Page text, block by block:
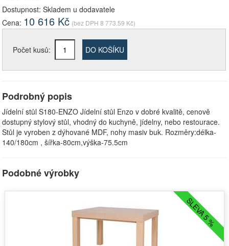
Dostupnost: Skladem u dodavatele
Cena: 10 616 Kč (bez DPH 8 773.59 Kč)
Počet kusů: DO KOŠÍKU
Podrobný popis
Jídelní stůl S180-ENZO Jídelní stůl Enzo v dobré kvalitě, cenově
dostupný stylový stůl, vhodný do kuchyně, jídelny, nebo restourace.
Stůl je vyroben z dýhované MDF, nohy masiv buk. Rozměry:délka-
140/180cm , šířka-80cm,výška-75.5cm
Podobné výrobky
SLEVA 5 %